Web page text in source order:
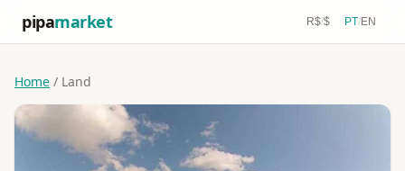
pipamarket R$/$ PT/EN
Home / Land